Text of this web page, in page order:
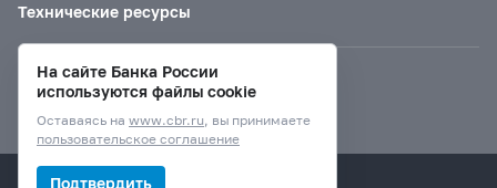
Технические ресурсы
Версия для слабовидящих
© Банк России, 2000–2026.
На сайте Банка России
используются файлы cookie
Оставаясь на www.cbr.ru, вы принимаете
пользовательское соглашение
Подтвердить